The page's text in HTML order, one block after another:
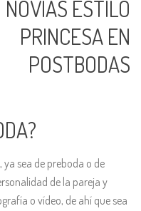
sea de preboda o de
de la pareja y
o vídeo, de ahí que sea